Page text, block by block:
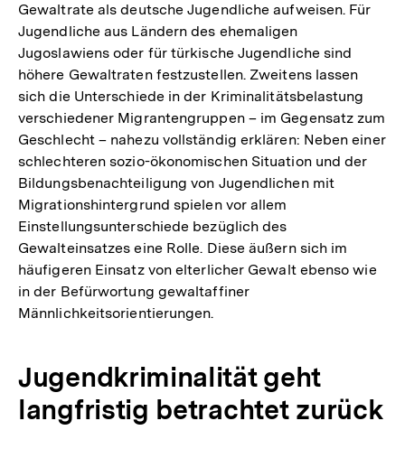
der
Fußnote
Gewaltrate als deutsche Jugendliche aufweisen. Für
Jugendliche aus Ländern des ehemaligen
Jugoslawiens oder für türkische Jugendliche sind
höhere Gewaltraten festzustellen. Zweitens lassen
sich die Unterschiede in der Kriminalitätsbelastung
verschiedener Migrantengruppen – im Gegensatz zum
Geschlecht – nahezu vollständig erklären: Neben einer
schlechteren sozio-ökonomischen Situation und der
Bildungsbenachteiligung von Jugendlichen mit
Migrationshintergrund spielen vor allem
Einstellungsunterschiede bezüglich des
Gewalteinsatzes eine Rolle. Diese äußern sich im
häufigeren Einsatz von elterlicher Gewalt ebenso wie
in der Befürwortung gewaltaffiner
Männlichkeitsorientierungen.
Jugendkriminalität geht
langfristig betrachtet zurück